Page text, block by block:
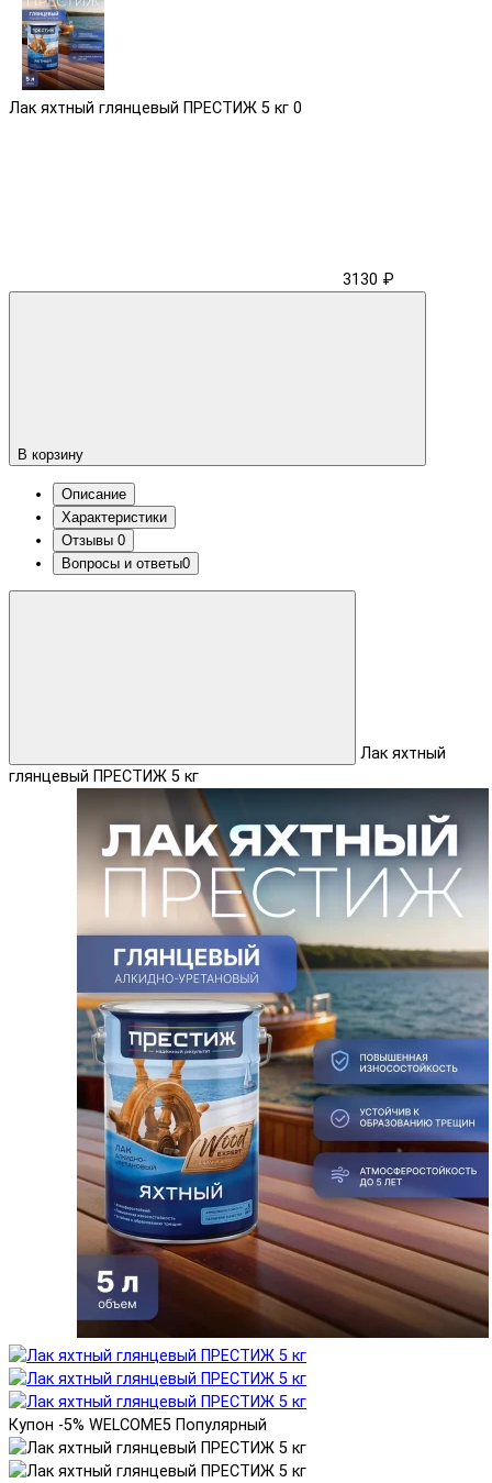
Лак яхтный глянцевый ПРЕСТИЖ 5 кг 0
3130 ₽
В корзину
Описание
Характеристики
Отзывы 0
Вопросы и ответы0
Лак яхтный
глянцевый ПРЕСТИЖ 5 кг
Купон -5% WELCOME5 Популярный